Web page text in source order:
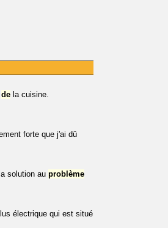
de la cuisine.
forte que j'ai dû
solution au problème
électrique qui est situé